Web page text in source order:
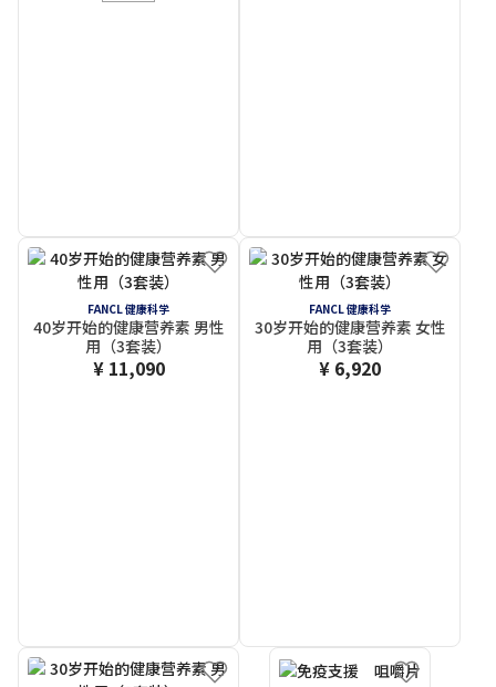
FANCL 健康科学
40岁开始的健康营养素 男性
用（3套装）
¥ 11,090
FANCL 健康科学
30岁开始的健康营养素 女性
用（3套装）
¥ 6,920